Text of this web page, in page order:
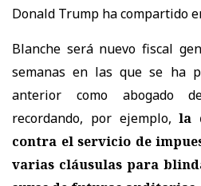
Donald Trump ha compartido
Blanche será nuevo fiscal
semanas en las que se ha
anterior como abogado
recordando, por ejemplo,la
contra el servicio de
varias cláusulas para